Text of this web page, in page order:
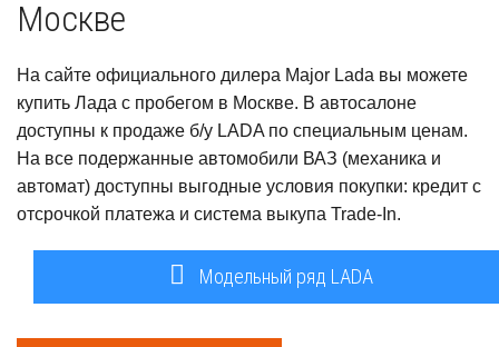
Москве
На сайте официального дилера Major Lada вы можете
купить Лада с пробегом в Москве. В автосалоне
доступны к продаже б/у LADA по специальным ценам.
На все подержанные автомобили ВАЗ (механика и
автомат) доступны выгодные условия покупки: кредит с
отсрочкой платежа и система выкупа Trade-In.
Модельный ряд LADA